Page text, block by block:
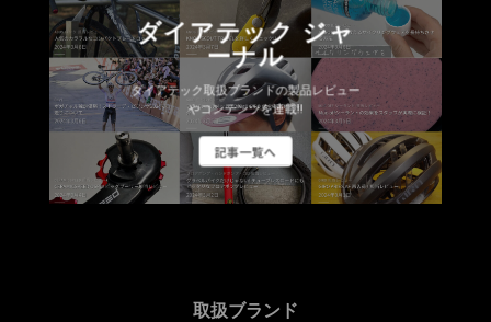
ダイアテック ジャ
ーナル
ダイアテック取扱ブランドの製品レビュー
やコンテンツを連載!!
記事一覧へ
取扱ブランド